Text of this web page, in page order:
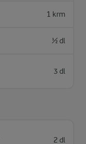
1 krm
½ dl
3 dl
2 dl